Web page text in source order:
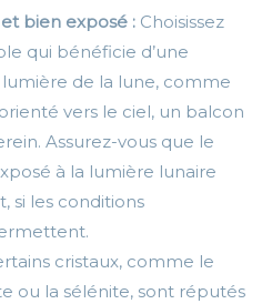
bien exposé : Choisissez
qui bénéficie d’une
de la lune, comme
vers le ciel, un balcon
Assurez-vous que le
à la lumière lunaire
si les conditions
cristaux, comme le
ou la sélénite, sont réputés